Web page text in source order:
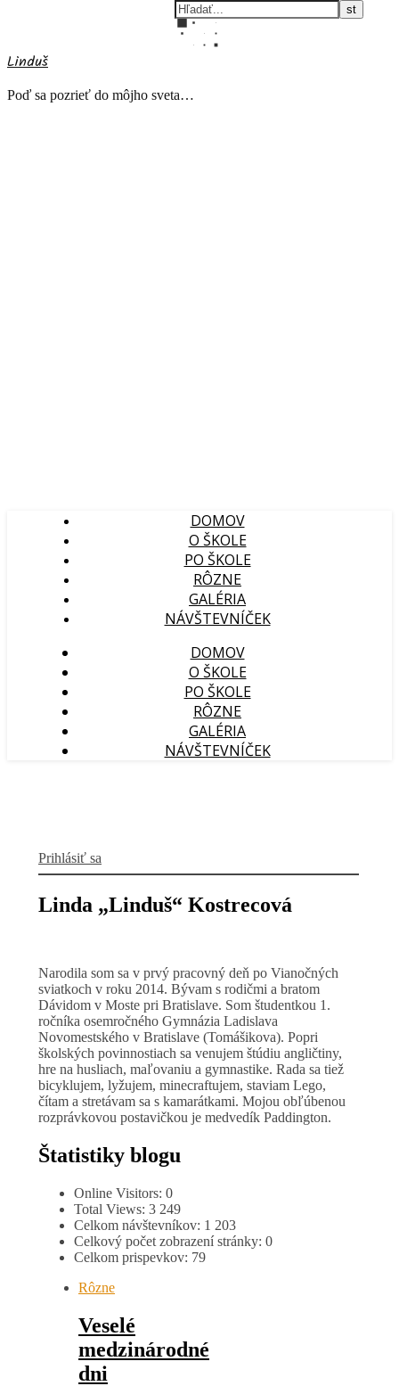
Linduš
Poď sa pozrieť do môjho sveta…
DOMOV
O ŠKOLE
PO ŠKOLE
RÔZNE
GALÉRIA
NÁVŠTEVNÍČEK
DOMOV
O ŠKOLE
PO ŠKOLE
RÔZNE
GALÉRIA
NÁVŠTEVNÍČEK
Prihlásiť sa
Linda „Linduš“ Kostrecová
Narodila som sa v prvý pracovný deň po Vianočných
sviatkoch v roku 2014. Bývam s rodičmi a bratom
Dávidom v Moste pri Bratislave. Som študentkou 1.
ročníka osemročného Gymnázia Ladislava
Novomestského v Bratislave (Tomášikova). Popri
školských povinnostiach sa venujem štúdiu angličtiny,
hre na husliach, maľovaniu a gymnastike. Rada sa tiež
bicyklujem, lyžujem, minecraftujem, staviam Lego,
čítam a stretávam sa s kamarátkami. Mojou obľúbenou
rozprávkovou postavičkou je medvedík Paddington.
Štatistiky blogu
Online Visitors: 0
Total Views: 3 249
Celkom návštevníkov: 1 203
Celkový počet zobrazení stránky: 0
Celkom prispevkov: 79
Rôzne
Veselé
medzinárodné
dni